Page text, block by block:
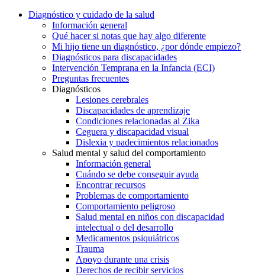
Diagnóstico y cuidado de la salud
Información general
Qué hacer si notas que hay algo diferente
Mi hijo tiene un diagnóstico, ¿por dónde empiezo?
Diagnósticos para discapacidades
Intervención Temprana en la Infancia (ECI)
Preguntas frecuentes
Diagnósticos
Lesiones cerebrales
Discapacidades de aprendizaje
Condiciones relacionadas al Zika
Ceguera y discapacidad visual
Dislexia y padecimientos relacionados
Salud mental y salud del comportamiento
Información general
Cuándo se debe conseguir ayuda
Encontrar recursos
Problemas de comportamiento
Comportamiento peligroso
Salud mental en niños con discapacidad
intelectual o del desarrollo
Medicamentos psiquiátricos
Trauma
Apoyo durante una crisis
Derechos de recibir servicios